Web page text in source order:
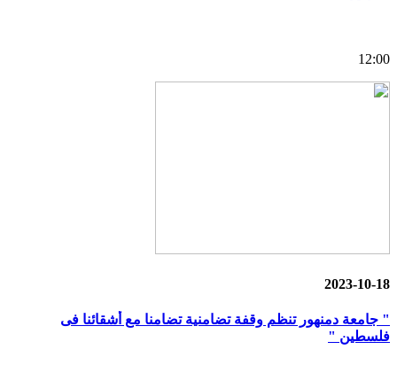
12:00
2023-10-18
" جامعة دمنهور تنظم وقفة تضامنية تضامنا مع أشقائنا فى
فلسطين "